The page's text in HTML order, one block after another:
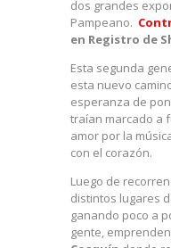
dos grandes
Pampeano.
en Registro de
Esta segunda
esta nuevo
esperanza de
traían marcado a
amor por la
con el corazón.
Luego de
distintos lugares
ganando poco a
gente,